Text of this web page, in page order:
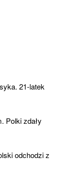
21-latek
Polki zdały
odchodzi z